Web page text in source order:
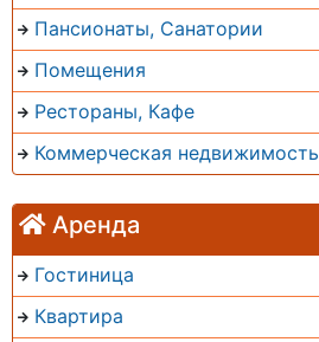
Пансионаты, Санатории
Помещения
Рестораны, Кафе
Коммерческая недвижимость
Аренда
Гостиница
Квартира